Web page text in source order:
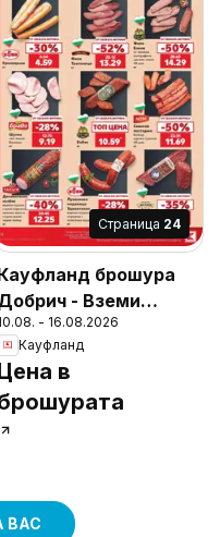
Cтраница 24
брошура
- Вземи
спести
- 16.08.2026
Кауфланд
в
ВАС